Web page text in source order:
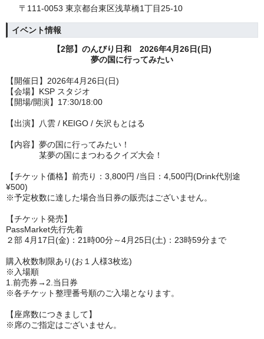
〒111-0053 東京都台東区浅草橋1丁目25-10
イベント情報
【2部】のんびり日和 2026年4月26日(日)
夢の国に行ってみたい
【開催日】2026年4月26日(日)
【会場】 KSP スタジオ
【開場/開演】17:30/18:00
【出演】八雲 / KEIGO / 矢沢もとはる
【内容】夢の国に行ってみたい！
某夢の国にまつわるクイズ大会！
【チケット価格】前売り：3,800円 /当日：4,500円(Drink代別途
¥500)
※予定枚数に達した場合当日券の販売はございません。
【チケット発売】
PassMarket先行先着
２部 4月17日(金)：21時00分～4月25日(土)：23時59分まで
購入枚数制限あり(お１人様3枚迄)
※入場順
1.前売券→2.当日券
※各チケット整理番号順のご入場となります。
【座席数につきまして】
※席のご指定はございません。